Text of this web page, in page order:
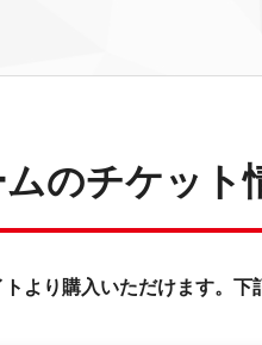
のチケット
より購入いただけます。